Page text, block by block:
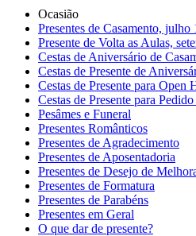
Ocasião
Presentes de Casamento, julho
Presente de Volta as Aulas,
Cestas de Aniversário de
Cestas de Presente de
Cestas de Presente para Open
Cestas de Presente para
Pesâmes e Funeral
Presentes Românticos
Presentes de Agradecimento
Presentes de Aposentadoria
Presentes de Desejo de
Presentes de Formatura
Presentes de Parabéns
Presentes em Geral
O que dar de presente?